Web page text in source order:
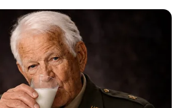
de flor de fuxico